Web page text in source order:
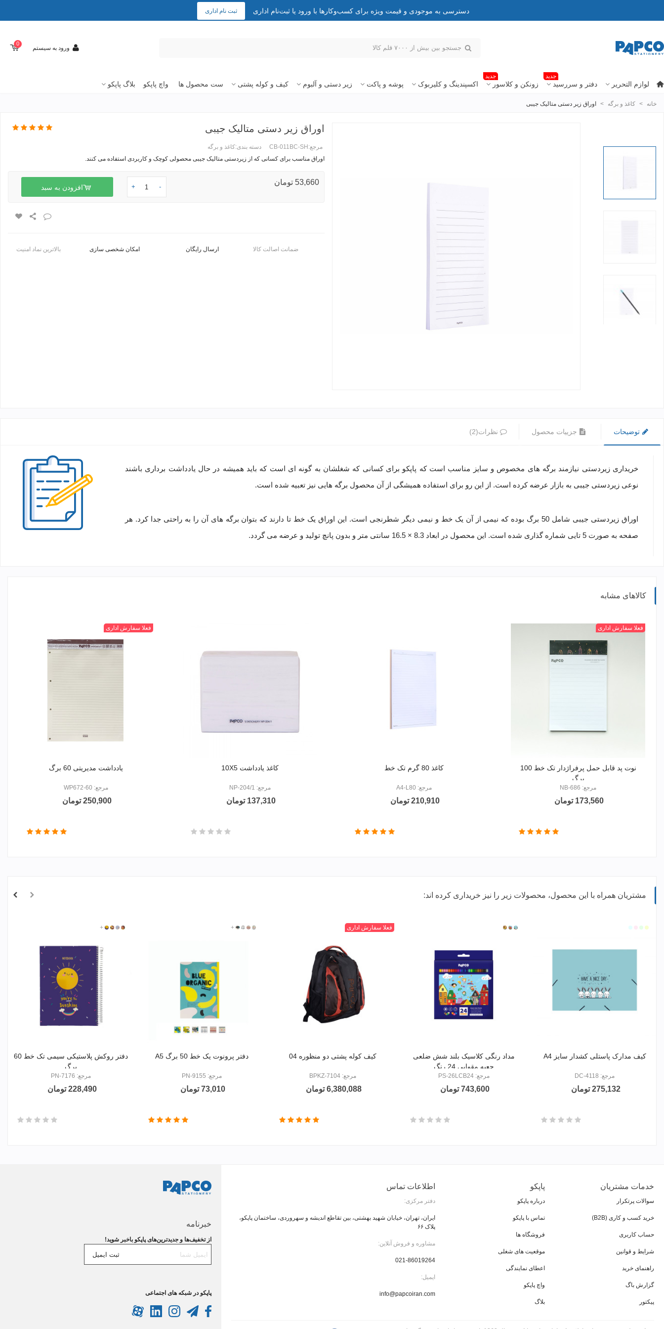
دسترسی به موجودی و قیمت ویژه برای کسب‌وکارها با ورود یا ثبت‌نام اداری ثبت نام اداری
ورود به سیستم
0
لوازم التحریر دفتر و سررسید
جدید
زونکن و کلاسور
جدید
اکسپندینگ و کلیربوک پوشه و پاکت زیر دستی و آلبوم کیف و کوله پشتی ست محصول ها واچ پاپکو بلاگ پاپکو
خانه > کاغذ و برگه > اوراق زیر دستی متالیک جیبی
اوراق زیر دستی متالیک جیبی
مرجع: CB-011BC-SH دسته بندی:کاغذ و برگه
اوراق مناسب برای کسانی که از زیردستی متالیک جیبی محصولی کوچک و کاربردی استفاده می کنند.
ادامه مطلب +
53,660 تومان
-
+ افزودن به سبد
ضمانت اصالت کالا ارسال رایگان امکان شخصی سازی بالاترین نماد امنیت
توضیحات جزییات محصول نظرات(2)
خریداری زیردستی نیازمند برگه های مخصوص و سایز مناسب است که پاپکو برای کسانی که شغلشان به گونه ای است که باید همیشه در حال یادداشت برداری باشند
نوعی زیردستی جیبی به بازار عرضه کرده است. از این رو برای استفاده همیشگی از آن محصول برگه هایی نیز تعبیه شده است.
اوراق زیردستی جیبی شامل 50 برگ بوده که نیمی از آن یک خط و نیمی دیگر شطرنجی است. این اوراق یک خط تا دارند که بتوان برگه های آن را به راحتی جدا کرد. هر
صفحه به صورت 5 تایی شماره گذاری شده است. این محصول در ابعاد 8.3 × 16.5 سانتی متر و بدون پانچ تولید و عرضه می گردد.
کالاهای مشابه
P1
P2
P3
P4
+
فعلا سفارش اداری
نوت پد قابل حمل پرفراژدار تک خط 100
برگ
مرجع: NB-686
173,560 تومان
کاغذ 80 گرم تک خط
مرجع: A4-L80
210,910 تومان
کاغذ یادداشت 10X5
مرجع: NP-204/1
137,310 تومان
سفید
کرم
فعلا سفارش اداری
یادداشت مدیریتی 60 برگ
مرجع: WP672-60
250,900 تومان
مشتریان همراه با این محصول، محصولات زیر را نیز خریداری کرده اند:
101
201
301
001
کیف مدارک پاستلی کشدار سایز A4
مرجع: DC-4118
275,132 تومان
2401
2402
2403
مداد رنگی کلاسیک بلند شش ضلعی
جعبه مقوایی 24 رنگ
مرجع: PS-26LCB24
743,600 تومان
مشکی
فعلا سفارش اداری
کیف کوله پشتی دو منظوره 04
مرجع: BPKZ-7104
6,380,088 تومان
915501
915502
915503
915504
+
دفتر پرونوت یک خط 50 برگ A5
مرجع: PN-9155
73,010 تومان
717603
717608
717601
717607
+
دفتر روکش پلاستیکی سیمی تک خط 60
برگ
مرجع: PN-7176
228,490 تومان
خدمات مشتریان
سوالات پرتکرار
خرید کسب و کاری (B2B)
حساب کاربری
شرایط و قوانین
راهنمای خرید
گزارش باگ
پیکتور
پاپکو
درباره پاپکو
تماس با پاپکو
فروشگاه ها
موقعیت های شغلی
اعطای نمایندگی
واچ پاپکو
بلاگ
اطلاعات تماس
دفتر مرکزی:
ایران، تهران، خیابان شهید بهشتی، بین تقاطع اندیشه و سهروردی، ساختمان پاپکو،
پلاک ۶۶
مشاوره و فروش آنلاین:
021-86019264
ایمیل:
info@papcoiran.com
خبرنامه
از تخفیف‌ها و جدیدترین‌های پاپکو باخبر شوید!
ثبت ایمیل
پاپکو در شبکه های اجتماعی